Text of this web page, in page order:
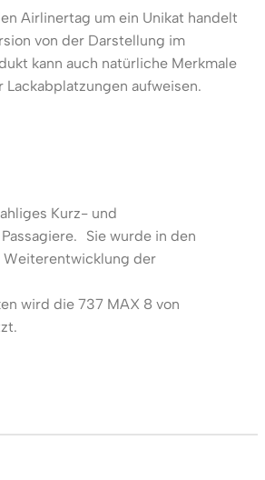
Airlinertag um ein Unikat handelt
von der Darstellung im
kann auch natürliche Merkmale
aufweisen.
Kurz- und
Sie wurde in den
Weiterentwicklung der
wird die 737 MAX 8 von